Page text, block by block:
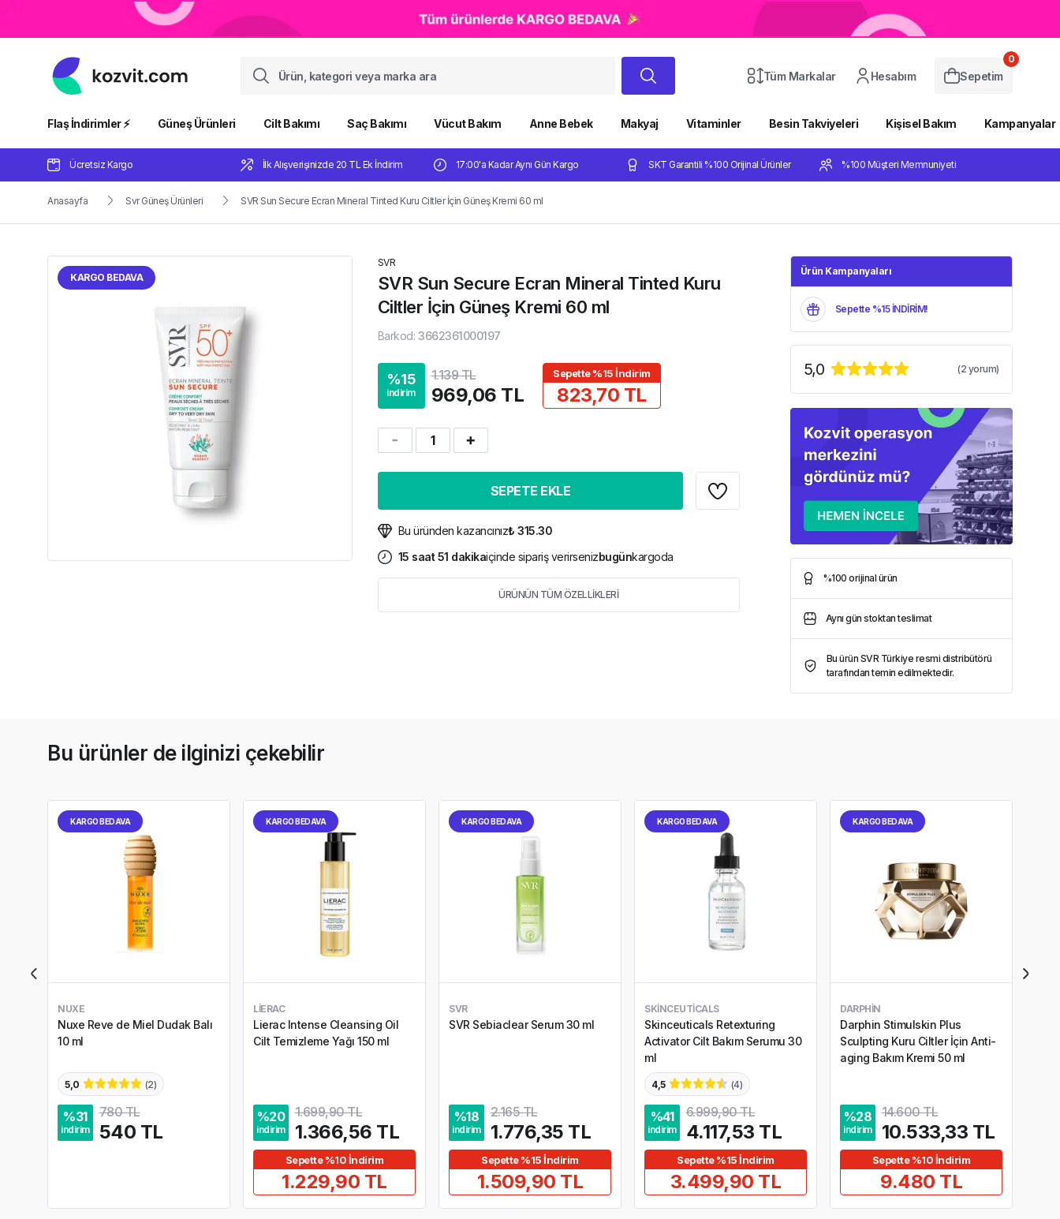
Tüm Markalar Hesabım Sepetim
0
Flaş İndirimler ⚡️ Güneş Ürünleri Cilt Bakımı Saç Bakımı Vücut Bakım Anne Bebek Makyaj Vitaminler Besin Takviyeleri Kişisel Bakım Kampanyalar
Ücretsiz Kargo İlk Alışverişinizde 20 TL Ek İndirim 17:00'a Kadar Aynı Gün Kargo SKT Garantili %100 Orijinal Ürünler %100 Müşteri Memnuniyeti
Anasayfa Svr Güneş Ürünleri SVR Sun Secure Ecran Mineral Tinted Kuru Ciltler İçin Güneş Kremi 60 ml
KARGO BEDAVA
SVR
SVR Sun Secure Ecran Mineral Tinted Kuru
Ciltler İçin Güneş Kremi 60 ml
Barkod: 3662361000197
%15
indirim
1.139 TL
969,06 TL
Sepette %15 İndirim
823,70 TL
1
SEPETE EKLE
Bu üründen kazancınız₺ 315.30
15 saat 51 dakikaiçinde sipariş verirsenizbugünkargoda
ÜRÜNÜN TÜM ÖZELLİKLERİ
Ürün Kampanyaları
Sepette %15 İNDİRİM!
5,0 (2 yorum)
%100 orijinal ürün
Aynı gün stoktan teslimat
Bu ürün SVR Türkiye resmi distribütörü
tarafından temin edilmektedir.
Bu ürünler de ilginizi çekebilir
KARGO BEDAVA
NUXE
Nuxe Reve de Miel Dudak Balı
10 ml
5,0 (2)
%31
indirim
780 TL
540 TL
KARGO BEDAVA
LIERAC
Lierac Intense Cleansing Oil
Cilt Temizleme Yağı 150 ml
%20
indirim
1.699,90 TL
1.366,56 TL
Sepette %10 İndirim
1.229,90 TL
KARGO BEDAVA
SVR
SVR Sebiaclear Serum 30 ml
%18
indirim
2.165 TL
1.776,35 TL
Sepette %15 İndirim
1.509,90 TL
KARGO BEDAVA
SKINCEUTICALS
Skinceuticals Retexturing
Activator Cilt Bakım Serumu 30
ml
4,5 (4)
%41
indirim
6.999,90 TL
4.117,53 TL
Sepette %15 İndirim
3.499,90 TL
KARGO BEDAVA
DARPHIN
Darphin Stimulskin Plus
Sculpting Kuru Ciltler İçin Anti-
aging Bakım Kremi 50 ml
%28
indirim
14.600 TL
10.533,33 TL
Sepette %10 İndirim
9.480 TL